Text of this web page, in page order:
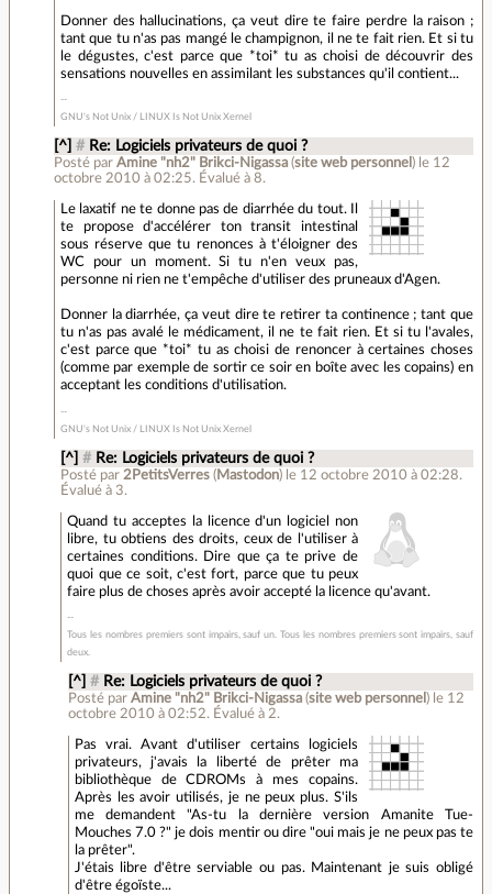
Donner des hallucinations, ça veut dire te faire perdre la raison ;
tant que tu n'as pas mangé le champignon, il ne te fait rien. Et si tu
le dégustes, c'est parce que *toi* tu as choisi de découvrir des
sensations nouvelles en assimilant les substances qu'il contient...
GNU's Not Unix / LINUX Is Not Unix Xernel
[^] # Re: Logiciels privateurs de quoi ?
Posté par Amine "nh2" Brikci-Nigassa(site web personnel ) le 12
octobre 2010 à 02:25. Évalué à 8.
Le laxatif ne te donne pas de diarrhée du tout. Il
te propose d'accélérer ton transit intestinal
sous réserve que tu renonces à t'éloigner des
WC pour un moment. Si tu n'en veux pas,
personne ni rien ne t'empêche d'utiliser des pruneaux d'Agen.
Donner la diarrhée, ça veut dire te retirer ta continence ; tant que
tu n'as pas avalé le médicament, il ne te fait rien. Et si tu l'avales,
c'est parce que *toi* tu as choisi de renoncer à certaines choses
(comme par exemple de sortir ce soir en boîte avec les copains) en
acceptant les conditions d'utilisation.
GNU's Not Unix / LINUX Is Not Unix Xernel
[^] # Re: Logiciels privateurs de quoi ?
Posté par 2PetitsVerres ( Mastodon) le 12 octobre 2010 à 02:28.
Évalué à 3.
Quand tu acceptes la licence d'un logiciel non
libre, tu obtiens des droits, ceux de l'utiliser à
certaines conditions. Dire que ça te prive de
quoi que ce soit, c'est fort, parce que tu peux
faire plus de choses après avoir accepté la licence qu'avant.
Tous les nombres premiers sont impairs, sauf un. Tous les nombres premiers sont impairs, sauf
deux.
[^] # Re: Logiciels privateurs de quoi ?
Posté par Amine "nh2" Brikci-Nigassa(site web personnel ) le 12
octobre 2010 à 02:52. Évalué à 2.
Pas vrai. Avant d'utiliser certains logiciels
privateurs, j'avais la liberté de prêter ma
bibliothèque de CDROMs à mes copains.
Après les avoir utilisés, je ne peux plus. S'ils
me demandent "As-tu la dernière version Amanite Tue-
Mouches 7.0 ?" je dois mentir ou dire "oui mais je ne peux pas te
la prêter".
J'étais libre d'être serviable ou pas. Maintenant je suis obligé
d'être égoïste...